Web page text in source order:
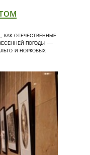
как отечественные
погоды —
и норковых